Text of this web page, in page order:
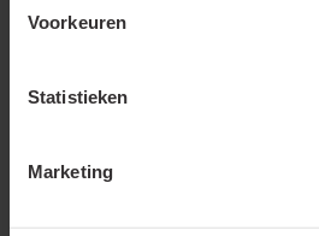
Voorkeuren
Statistieken
Marketing
Oppervlaktebescherming